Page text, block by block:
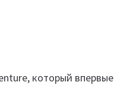
который впервые